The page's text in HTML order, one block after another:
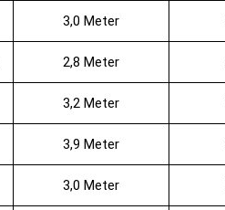
3,0 Meter
2,8 Meter
3,2 Meter
3,9 Meter
3,0 Meter